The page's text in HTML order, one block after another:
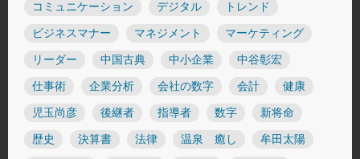
コミュニケーション デジタル トレンド
ビジネスマナー マネジメント マーケティング
リーダー 中国古典 中小企業 中谷彰宏
仕事術 企業分析 会社の数字 会計 健康
児玉尚彦 後継者 指導者 数字 新将命
歴史 決算書 法律 温泉 癒し 牟田太陽